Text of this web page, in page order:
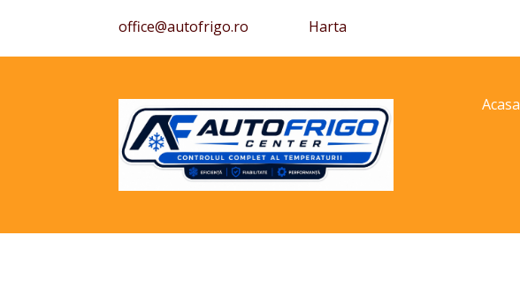
office@autofrigo.ro Harta
Acasa